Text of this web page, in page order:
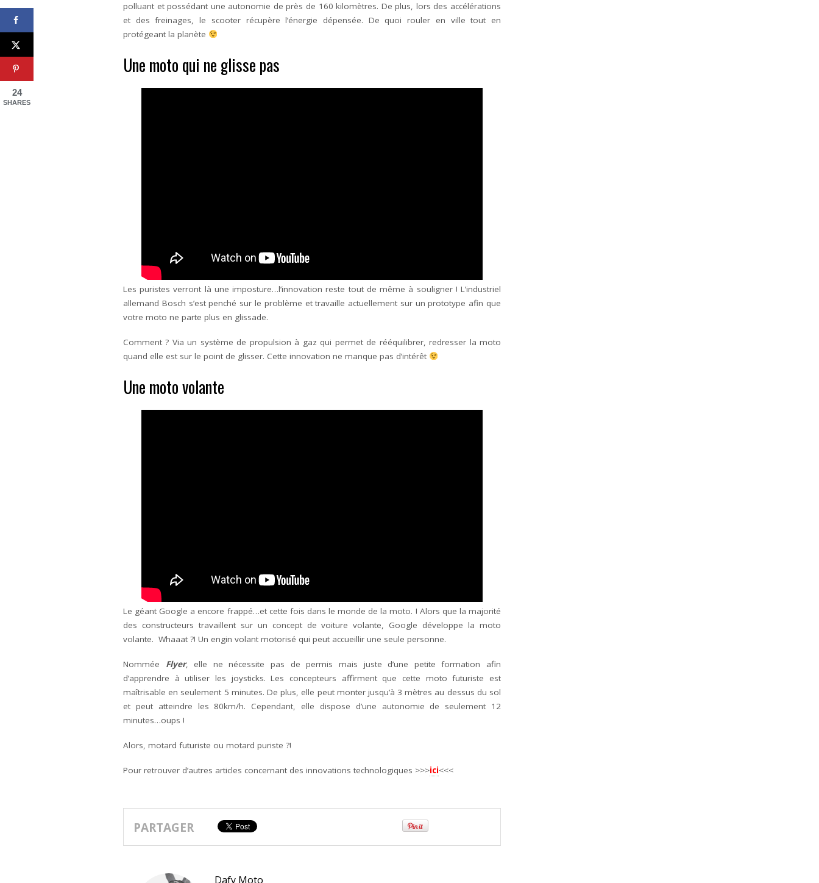
polluant et possédant une autonomie de près de 160 kilomètres. De plus, lors des accélérations
et des freinages, le scooter récupère l’énergie dépensée. De quoi rouler en ville tout en
protégeant la planète
Une moto qui ne glisse pas
Les puristes verront là une imposture…l’innovation reste tout de même à souligner ! L’industriel
allemand Bosch s’est penché sur le problème et travaille actuellement sur un prototype afin que
votre moto ne parte plus en glissade.
Comment ? Via un système de propulsion à gaz qui permet de rééquilibrer, redresser la moto
quand elle est sur le point de glisser. Cette innovation ne manque pas d’intérêt
Une moto volante
Le géant Google a encore frappé…et cette fois dans le monde de la moto. ! Alors que la majorité
des constructeurs travaillent sur un concept de voiture volante, Google développe la moto
volante. Whaaat ?! Un engin volant motorisé qui peut accueillir une seule personne.
Nommée Flyer, elle ne nécessite pas de permis mais juste d’une petite formation afin
d’apprendre à utiliser les joysticks. Les concepteurs affirment que cette moto futuriste est
maîtrisable en seulement 5 minutes. De plus, elle peut monter jusqu’à 3 mètres au dessus du sol
et peut atteindre les 80km/h. Cependant, elle dispose d’une autonomie de seulement 12
minutes…oups !
Alors, motard futuriste ou motard puriste ?!
Pour retrouver d’autres articles concernant des innovations technologiques >>>ici<<<
PARTAGER
Dafy Moto
24
SHARES